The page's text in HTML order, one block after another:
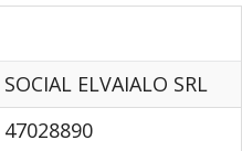
SOCIAL ELVAIALO SRL
47028890